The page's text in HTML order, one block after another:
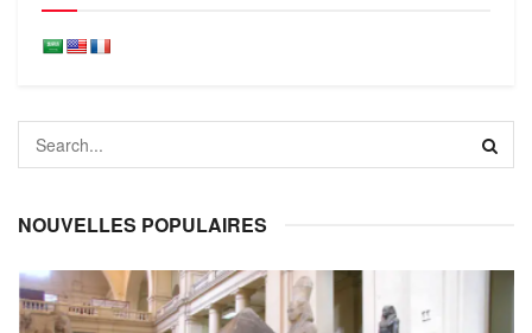
NOUVELLES POPULAIRES